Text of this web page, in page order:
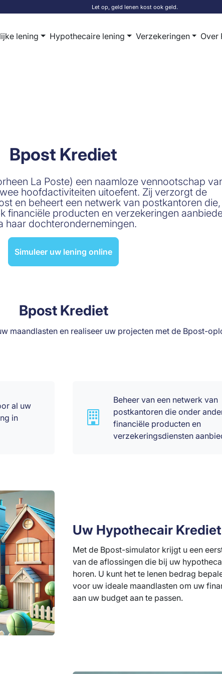
Let op, geld lenen kost ook geld.
lening Hypothecaire lening Verzekeringen Over
Bpost Krediet
La Poste) een naamloze vennootschap
hoofdactiviteiten uitoefent. Zij verzorgt de
en beheert een netwerk van postkantoren die,
financiële producten en verzekeringen
haar dochterondernemingen.
Simuleer uw lening online
Bpost Krediet
maandlasten en realiseer uw projecten met de Bpost-
al uw
in
Beheer van een netwerk van
postkantoren die onder
financiële producten en
verzekeringsdiensten
Uw Hypothecair Krediet
Met de Bpost-simulator krijgt u een
van de aflossingen die bij uw
horen. U kunt het te lenen bedrag
voor uw ideale maandlasten om uw
aan uw budget aan te passen.